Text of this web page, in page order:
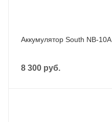
Аккумулятор South NB-10A
8 300 руб.